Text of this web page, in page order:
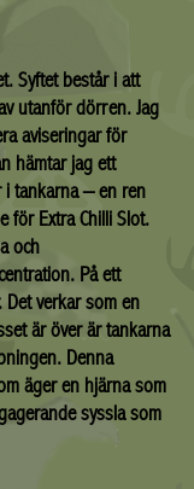
Syftet består i att
utanför dörren. Jag
aviseringar för
hämtar jag ett
tankarna – en ren
för Extra Chilli Slot.
och
På ett
verkar som en
är över är tankarna
Denna
äger en hjärna som
syssla som